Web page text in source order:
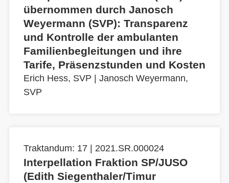
übernommen durch Janosch
Weyermann (SVP): Transparenz
und Kontrolle der ambulanten
Familienbegleitungen und ihre
Tarife, Präsenzstunden und Kosten
Erich Hess, SVP
Janosch Weyermann,
SVP
Traktandum: 17 | 2021.SR.000024
Interpellation Fraktion SP/JUSO
(Edith Siegenthaler/Timur